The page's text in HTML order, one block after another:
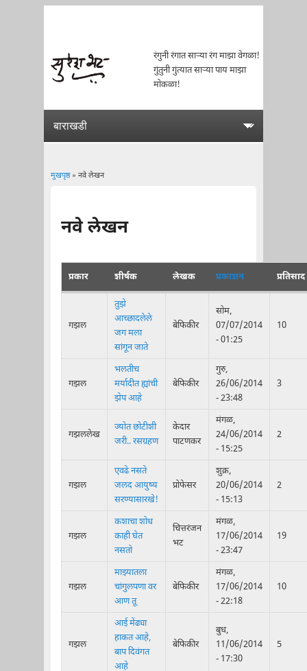
रंगुनी रंगात साऱ्या रंग माझा वेगळा!
गुंतुनी गुंत्यात साऱ्या पाय माझा
मोकळा!
मुखपृष्ठ» नवे लेखन
नवे लेखन
प्रकार शीर्षक लेखक प्रकाशन प्रतिसाद
गझल
तुझे
आच्छादलेले
जग मला
सांगून जाते
बेफिकीर
सोम,
07/07/2014
- 01:25
10
गझल
भलतीच
मर्यादीत ह्यांची
झेप आहे
बेफिकीर
गुरु,
26/06/2014
- 23:48
3
गझललेख
ज्योत छोटीशी
जरी.. रसग्रहण
केदार
पाटणकर
मंगळ,
24/06/2014
- 15:25
2
गझल
एवढे नसते
जलद आयुष्य
सरण्यासारखे!
प्रोफेसर
शुक्र,
20/06/2014
- 15:13
2
गझल
कशाचा शोध
काही घेत
नसतो
चित्तरंजन
भट
मंगळ,
17/06/2014
- 23:47
19
गझल
माझ्यातला
चांगुलपणा वर
आण तू
बेफिकीर
मंगळ,
17/06/2014
- 22:18
10
गझल
आई मेंढ्या
हाकत आहे,
बाप दिवंगत
आहे
बेफिकीर
बुध,
11/06/2014
- 17:30
5